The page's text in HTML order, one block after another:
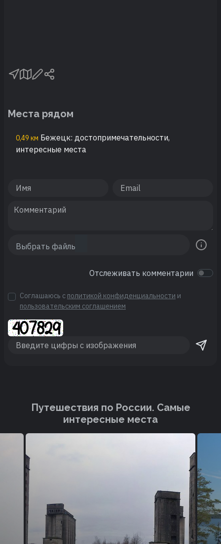
Места рядом
0,49 км Бежецк: достопримечательности,
интересные места
Отслеживать комментарии
Соглашаюсь с политикой конфиденциальности и
пользовательским соглашением
Путешествия по России. Cамые
интересные места